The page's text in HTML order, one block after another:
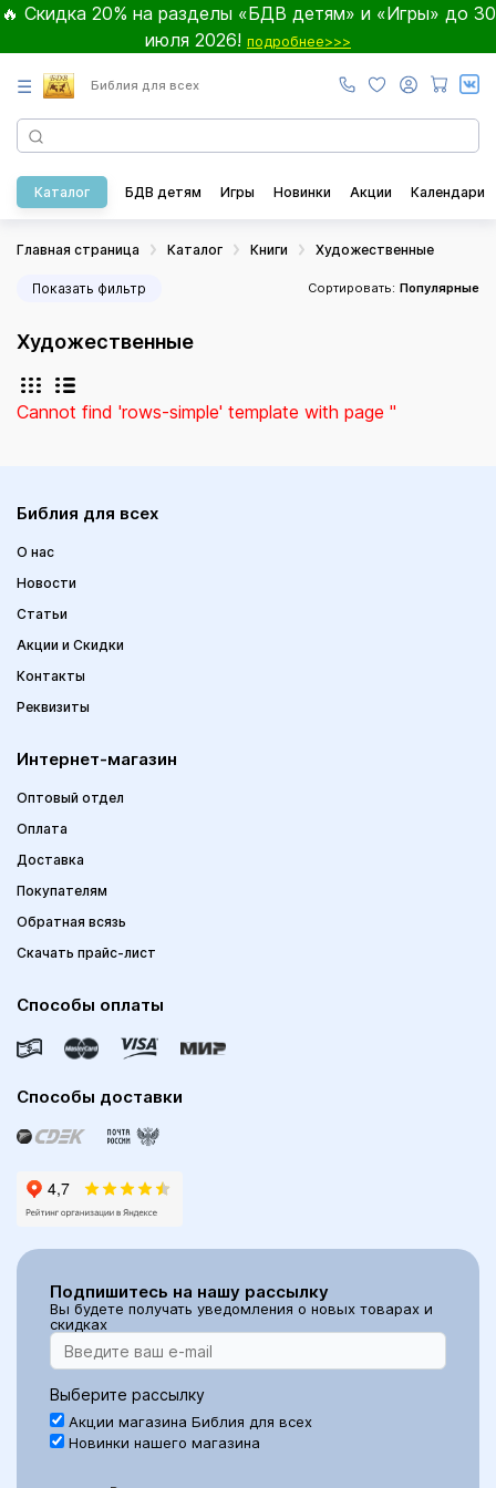
🔥 Скидка 20% на разделы «БДВ детям» и «Игры» до 30
июля 2026! подробнее>>>
☰ Библия для всех
Каталог БДВ детям Игры Новинки Акции Календари
Главная страница Каталог Книги Художественные
Показать фильтр Сортировать: Популярные
Художественные
Cannot find 'rows-simple' template with page ''
Библия для всех
О нас
Новости
Статьи
Акции и Скидки
Контакты
Реквизиты
Интернет-магазин
Оптовый отдел
Оплата
Доставка
Покупателям
Обратная всязь
Скачать прайс-лист
Способы оплаты
Способы доставки
Подпишитесь на нашу рассылку
Вы будете получать уведомления о новых товарах и
скидках
Выберите рассылку
Акции магазина Библия для всех
Новинки нашего магазина